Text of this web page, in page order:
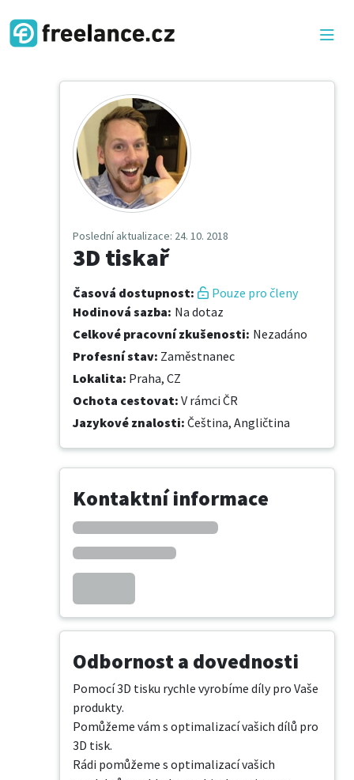
Poslední aktualizace: 24. 10. 2018
3D tiskař
Časová dostupnost:
Pouze pro členy
Hodinová sazba: Na dotaz
Celkové pracovní zkušenosti: Nezadáno
Profesní stav: Zaměstnanec
Lokalita: Praha, CZ
Ochota cestovat: V rámci ČR
Jazykové znalosti: Čeština, Angličtina
Kontaktní informace
Odbornost a dovednosti
​Pomocí 3D tisku rychle vyrobíme díly pro Vaše
produkty.
Pomůžeme vám s optimalizací vašich dílů pro
3D tisk.
Rádi pomůžeme s optimalizací vašich